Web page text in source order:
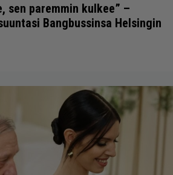
sen paremmin kulkee” –
Bangbussinsa Helsingin